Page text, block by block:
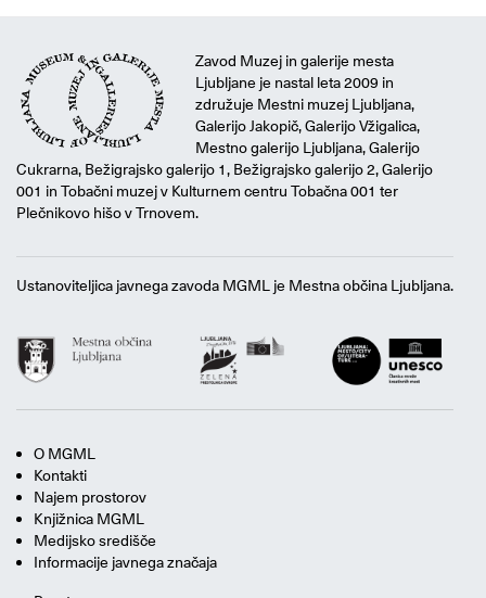
Zavod Muzej in galerije mesta
Ljubljane je nastal leta 2009 in
združuje Mestni muzej Ljubljana,
Galerijo Jakopič, Galerijo Vžigalica,
Mestno galerijo Ljubljana, Galerijo
Cukrarna, Bežigrajsko galerijo 1, Bežigrajsko galerijo 2, Galerijo
001 in Tobačni muzej v Kulturnem centru Tobačna 001 ter
Plečnikovo hišo v Trnovem.
Ustanoviteljica javnega zavoda MGML je Mestna občina Ljubljana.
O MGML
Kontakti
Najem prostorov
Knjižnica MGML
Medijsko središče
Informacije javnega značaja